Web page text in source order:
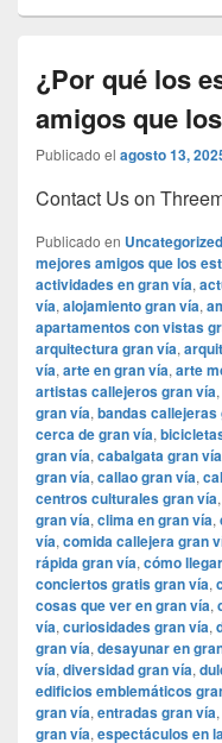
¿Por qué los
amigos que
Publicado el agosto 13,
Contact Us on
Publicado en Uncategorized
mejores amigos que los
actividades en gran vía,
vía, alojamiento gran vía,
apartamentos con vistas
arquitectura gran vía,
vía, arte en gran vía, arte
artistas callejeros gran vía,
gran vía, bandas callejeras
cerca de gran vía,
gran vía, cabalgata gran vía
gran vía, callao gran vía,
centros culturales gran vía,
gran vía, clima en gran vía,
vía, comida callejera gran
rápida gran vía, cómo
conciertos gratis gran vía,
cosas que ver en gran vía,
vía, curiosidades gran vía,
gran vía, desayunar en
vía, diversidad gran vía,
edificios emblemáticos
gran vía, entradas gran vía,
gran vía, espectáculos en